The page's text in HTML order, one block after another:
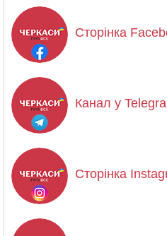
Сторінка
Канал у
Сторінка